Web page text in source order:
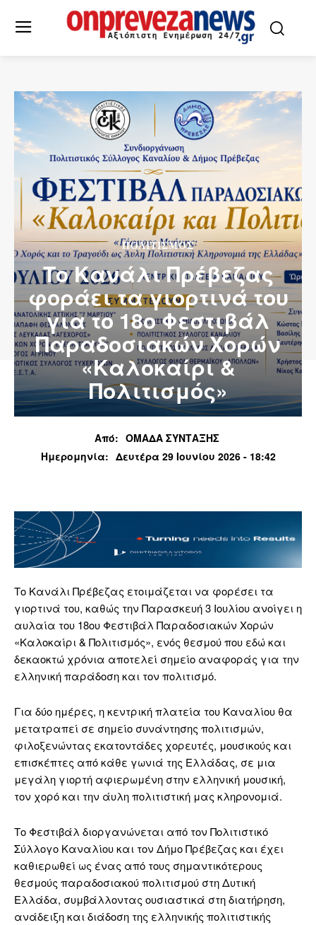
ΠΟΛΙΤΙΣΜΌΣ
Το Κανάλι Πρέβεζας
φοράει τα γιορτινά του
για το 18ο Φεστιβάλ
Παραδοσιακών Χορών
«Καλοκαίρι &
Πολιτισμός»
Από: ΟΜΑΔΑ ΣΥΝΤΑΞΗΣ
Ημερομηνία: Δευτέρα 29 Ιουνίου 2026 - 18:42
Το Κανάλι Πρέβεζας ετοιμάζεται να φορέσει τα
γιορτινά του, καθώς την Παρασκευή 3 Ιουλίου ανοίγει η
αυλαία του 18ου Φεστιβάλ Παραδοσιακών Χορών
«Καλοκαίρι & Πολιτισμός», ενός θεσμού που εδώ και
δεκαοκτώ χρόνια αποτελεί σημείο αναφοράς για την
ελληνική παράδοση και τον πολιτισμό.
Για δύο ημέρες, η κεντρική πλατεία του Καναλίου θα
μετατραπεί σε σημείο συνάντησης πολιτισμών,
φιλοξενώντας εκατοντάδες χορευτές, μουσικούς και
επισκέπτες από κάθε γωνιά της Ελλάδας, σε μια
μεγάλη γιορτή αφιερωμένη στην ελληνική μουσική,
τον χορό και την άυλη πολιτιστική μας κληρονομιά.
Το Φεστιβάλ διοργανώνεται από τον Πολιτιστικό
Σύλλογο Καναλίου και τον Δήμο Πρέβεζας και έχει
καθιερωθεί ως ένας από τους σημαντικότερους
θεσμούς παραδοσιακού πολιτισμού στη Δυτική
Ελλάδα, συμβάλλοντας ουσιαστικά στη διατήρηση,
ανάδειξη και διάδοση της ελληνικής πολιτιστικής